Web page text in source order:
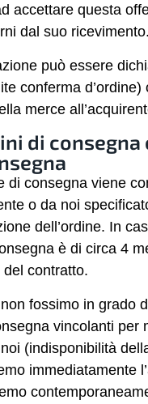
accettare questa
dal suo ricevimento.
può essere
conferma d’ordine)
merce
di
di consegna viene
o da noi
dell’ordine. In
è di circa 4
contratto.
fossimo in grado
vincolanti per
(indisponibilità
immediatamente